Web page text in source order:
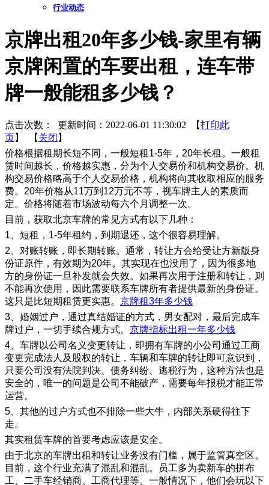
行业动态
京牌出租20年多少钱-家里有辆
京牌闲置的车要出租，连车带
牌一般能租多少钱？
点击次数： 更新时间：2022-06-01 11:30:02 【打印此
页】 【 关闭 】
价格根据租期长短不同，一般短租1-5年，20年长租。一般租
赁时间越长，价格越实惠，分为个人交易价和机构交易价。机
构交易价格略高于个人交易价格，机构将向其收取相应的服务
费。20年价格从11万到12万元不等，视车牌主人的素质而
定。价格将随着市场波动每六个月调整一次。
目前，获取北京车牌的常见方式有以下几种：
1、短租，1-5年租约，到期退还，这个很容易理解。
2、对账转账，即长期转账。通常，转让方会给受让方新版身
份证原件，有效期为20年。其实现在也没用了，因为很多地
方的身份证一旦补发就会失效。如果再次用于注册和转让，则
不能再次使用，因此需要联系车牌所有者提供最新的身份证。
这只是比短期租赁更实惠。 京牌租3年多少钱
3、婚姻过户，通过真结婚证的方式，男女配对，最后完成车
牌过户，一切手续合规方式。 京牌指标出租一年多少钱
4、车牌以公司名义变更转让，即拥有车牌的小公司通过工商
变更完成法人及股权的转让，车辆和车牌的转让即可意识到，
只要公司没有法院判决、债务纠纷、逃税行为，这种方法也是
安全的，唯一的问题是公司不能破产，需要每年报税才能正常
运营。
5、其他的过户方式也不排除一些大牛，内部关系硬得往下
走。
其实租赁车牌的首要考虑应该是安全。
由于北京的车牌出租和转让业务没有门槛，属于监管真空区。
目前，这个行业充满了混乱和混乱。员工多为卖新车的拼布
工、二手车经销商、工商代理等。一般情况下，他们会玩以下